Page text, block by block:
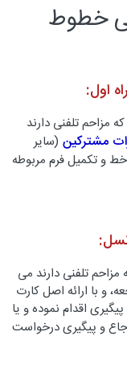
خطوط
اول:
مزاحم تلفنی دارند
مشترکین (سایر
خط و تکمیل فرم مربوطه
تلفنی دارند می
و با ارائه اصل کارت
اقدام نموده و یا
و پیگیری درخواست